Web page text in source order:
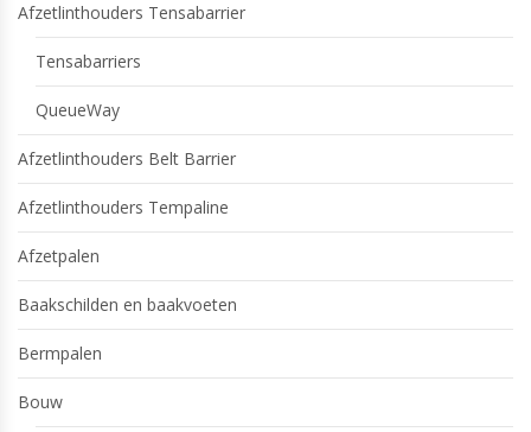
Afzetlinthouders Tensabarrier
Tensabarriers
QueueWay
Afzetlinthouders Belt Barrier
Afzetlinthouders Tempaline
Afzetpalen
Baakschilden en baakvoeten
Bermpalen
Bouw